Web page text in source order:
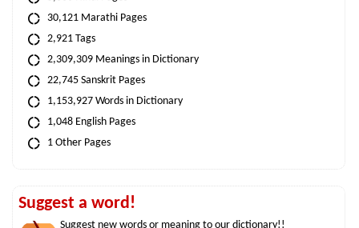
30,121 Marathi Pages
2,921 Tags
2,309,309 Meanings in Dictionary
22,745 Sanskrit Pages
1,153,927 Words in Dictionary
1,048 English Pages
1 Other Pages
Suggest a word!
Suggest new words or meaning to our dictionary!!